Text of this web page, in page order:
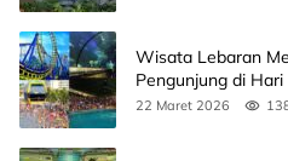
Wisata Lebaran
Pengunjung di Hari
22 Maret 2026